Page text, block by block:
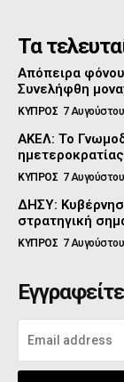
Τα
Απόπειρα
Συνελήφθη
ΚΥΠΡΟΣ 7
ΑΚΕΛ: Το
ημετεροκρατίας
ΚΥΠΡΟΣ 7
ΔΗΣΥ:
στρατηγική
ΚΥΠΡΟΣ 7
Εγγραφείτε